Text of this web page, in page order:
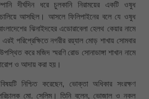
দীর্ঘদিন ধরে চুলকানি নিরাময়ের একটি ওষুধ
চালিয়ে আসছিল। আসলে ফিলিপাইনের বলে যে ওষুধ
ঝিনাইদহের এডোরাবেলা হেলথ কেয়ার নামে
পরিপ্রেক্ষিতে নগরীর রয়্যাল মোড় শাখায় সোমবার
করে মজিদ স্মরণি রোড সোনাডাঙ্গা শাখান নামে
ও আদায় করা হয়।
নিশ্চিত করেছেন, ভোক্তা অধিকার সংরক্ষণ
মো. সেলিম। তিনি বলেন, ভোজাল ও নকল